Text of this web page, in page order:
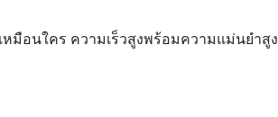
มือนใคร ความเร็วสูงพร้อมความแม่นยำสูง